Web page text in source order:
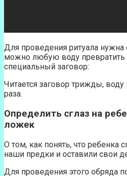
Для проведения ритуала нужна
можно любую воду превратить
специальный заговор:
Читается заговор трижды,
раза.
Определить сглаз на
ложек
О том, как понять, что ребенка
наши предки и оставили свои
Для проведения этого обряда